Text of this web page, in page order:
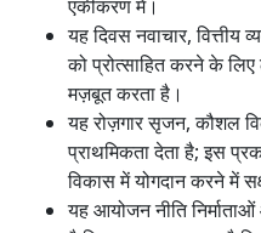
एकीकरण में।
यह दिवस नवाचार, वित्तीय
को प्रोत्साहित करने के लिए
मज़बूत करता है।
यह रोज़गार सृजन, कौशल
प्राथमिकता देता है; इस
विकास में योगदान करने में
यह आयोजन नीति